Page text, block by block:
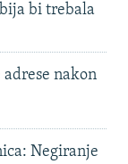
bi trebala
adrese nakon
Negiranje